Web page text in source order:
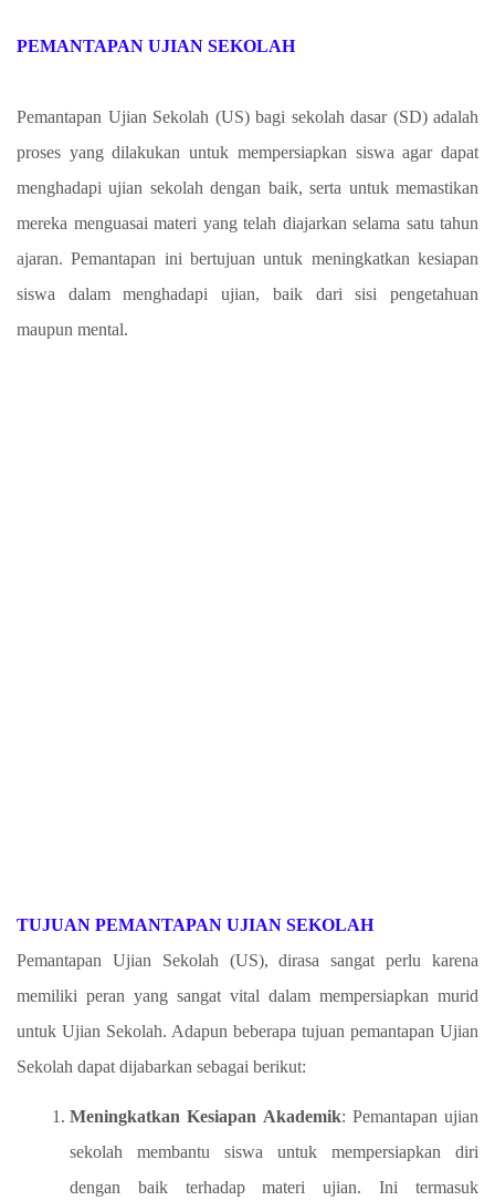
PEMANTAPAN UJIAN SEKOLAH
Pemantapan Ujian Sekolah (US) bagi sekolah dasar (SD) adalah
proses yang dilakukan untuk mempersiapkan siswa agar dapat
menghadapi ujian sekolah dengan baik, serta untuk memastikan
mereka menguasai materi yang telah diajarkan selama satu tahun
ajaran. Pemantapan ini bertujuan untuk meningkatkan kesiapan
siswa dalam menghadapi ujian, baik dari sisi pengetahuan
maupun mental.
TUJUAN PEMANTAPAN UJIAN SEKOLAH
Pemantapan Ujian Sekolah (US), dirasa sangat perlu karena
memiliki peran yang sangat vital dalam mempersiapkan murid
untuk Ujian Sekolah. Adapun beberapa tujuan pemantapan Ujian
Sekolah dapat dijabarkan sebagai berikut:
Meningkatkan Kesiapan Akademik: Pemantapan ujian
sekolah membantu siswa untuk mempersiapkan diri
dengan baik terhadap materi ujian. Ini termasuk